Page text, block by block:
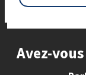
Site footer
Avez-